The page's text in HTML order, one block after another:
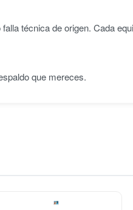
técnica de origen. Cada
que mereces.